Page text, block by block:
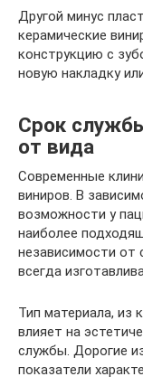
Другой минус
керамические
конструкцию с
новую накладку
Срок
от вида
Современные
виниров. В
возможности у
наиболее
независимости от
всегда
Тип материала, из
влияет на
службы. Дорогие
показатели